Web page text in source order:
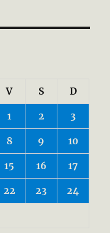
V S D
1 2 3
8 9 10
15 16 17
22 23 24